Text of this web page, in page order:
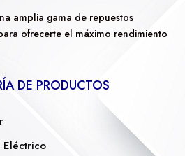
amplia gama de repuestos
ofrecerte el máximo rendimiento
DE PRODUCTOS
Eléctrico